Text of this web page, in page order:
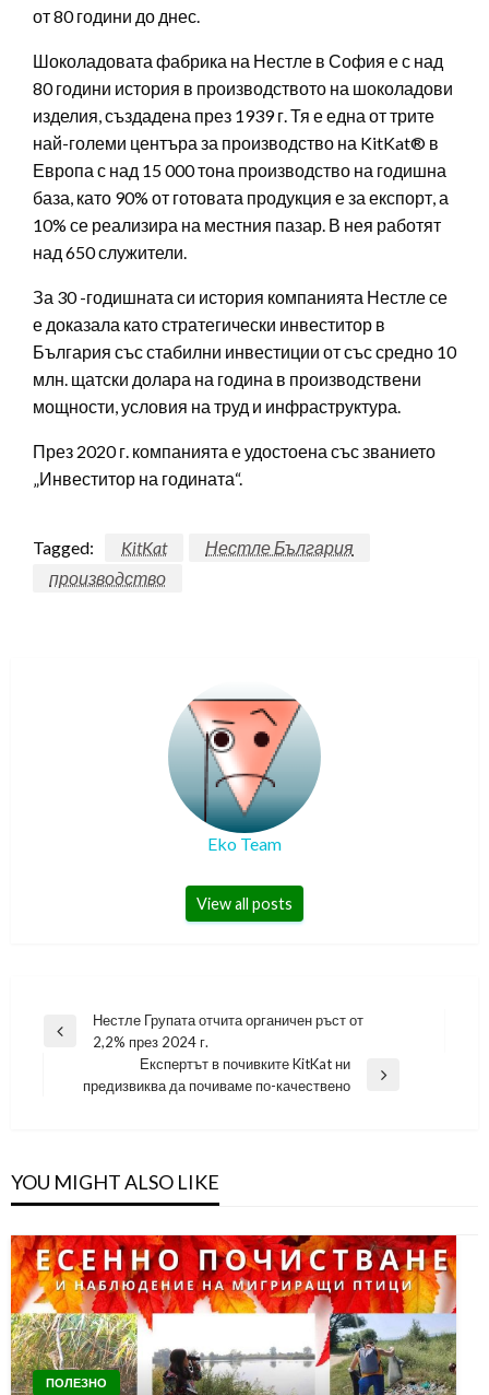
от 80 години до днес.
Шоколадовата фабрика на Нестле в София е с над
80 години история в производството на шоколадови
изделия, създадена през 1939 г. Тя е една от трите
най-големи центъра за производство на KitKat® в
Европа с над 15 000 тона производство на годишна
база, като 90% от готовата продукция е за експорт, а
10% се реализира на местния пазар. В нея работят
над 650 служители.
За 30 -годишната си история компанията Нестле се
е доказала като стратегически инвеститор в
България със стабилни инвестиции от със средно 10
млн. щатски долара на година в производствени
мощности, условия на труд и инфраструктура.
През 2020 г. компанията е удостоена със званието
„Инвеститор на годината“.
Tagged: KitKat
Нестле България
производство
Eko Team
View all posts
Навигация
Previous
Нестле Групата отчита органичен ръст от
2,2% през 2024 г.
Next
Експертът в почивките KitKat ни
предизвиква да почиваме по-качествено
YOU MIGHT ALSO LIKE
ПОЛЕЗНО